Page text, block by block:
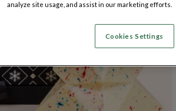
analyze site usage, and assist in our marketing efforts.
Cookies Settings